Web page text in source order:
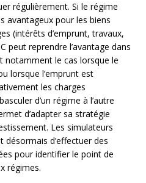
régulièrement. Si le régime
avantageux pour les biens
(intérêts d’emprunt, travaux,
peut reprendre l’avantage dans
notamment le cas lorsque le
lorsque l’emprunt est
les charges
d’un régime à l’autre
d’adapter sa stratégie
Les simulateurs
d’effectuer des
pour identifier le point de
régimes.